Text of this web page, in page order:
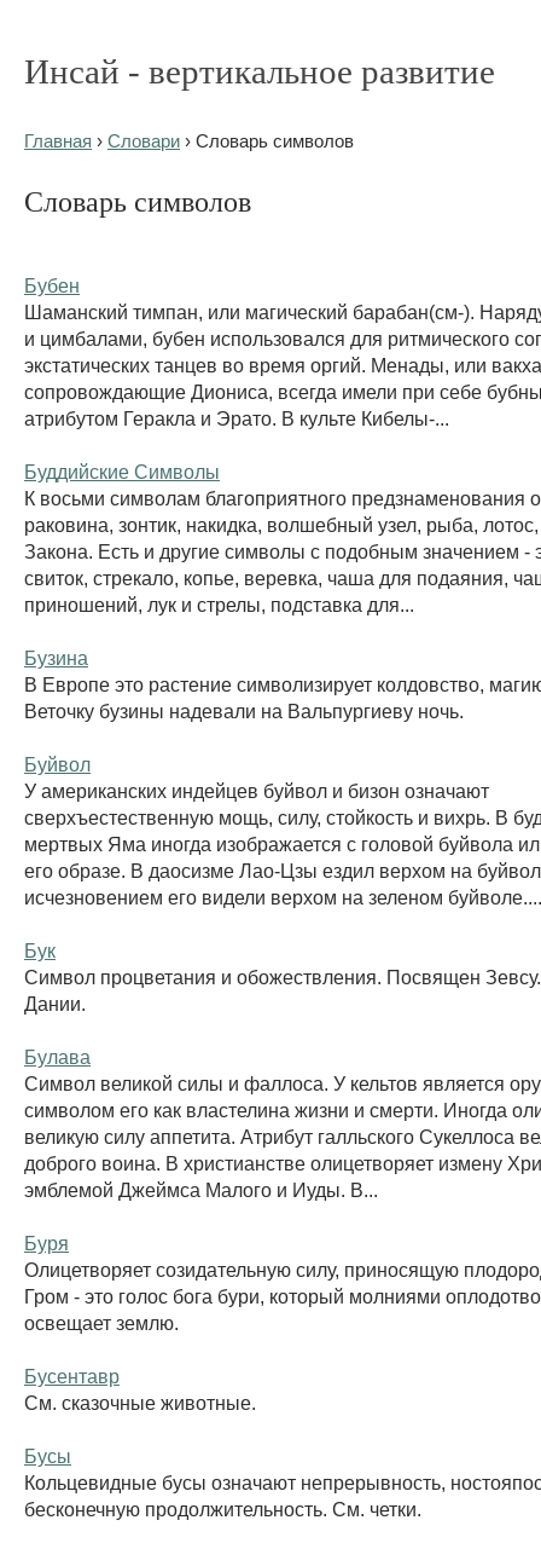
Инсай - вертикальное развитие
Главная › Словари › Словарь символов
Словарь символов
Бубен
Шаманский тимпан, или магический барабан(см-).
и цимбалами, бубен использовался для ритмического
экстатических танцев во время оргий. Менады, или
сопровождающие Диониса, всегда имели при себе
атрибутом Геракла и Эрато. В культе Кибелы-...
Буддийские Символы
К восьми символам благоприятного предзнаменования
раковина, зонтик, накидка, волшебный узел, рыба,
Закона. Есть и другие символы с подобным значением -
свиток, стрекало, копье, веревка, чаша для подаяния,
приношений, лук и стрелы, подставка для...
Бузина
В Европе это растение символизирует колдовство,
Веточку бузины надевали на Вальпургиеву ночь.
Буйвол
У американских индейцев буйвол и бизон означают
сверхъестественную мощь, силу, стойкость и вихрь. В
мертвых Яма иногда изображается с головой буйвола
его образе. В даосизме Лао-Цзы ездил верхом на
исчезновением его видели верхом на зеленом буйволе....
Бук
Символ процветания и обожествления. Посвящен
Дании.
Булава
Символ великой силы и фаллоса. У кельтов является
символом его как властелина жизни и смерти. Иногда
великую силу аппетита. Атрибут галльского Сукеллоса
доброго воина. В христианстве олицетворяет измену
эмблемой Джеймса Малого и Иуды. В...
Буря
Олицетворяет созидательную силу, приносящую
Гром - это голос бога бури, который молниями
освещает землю.
Бусентавр
См. сказочные животные.
Бусы
Кольцевидные бусы означают непрерывность,
бесконечную продолжительность. См. четки.